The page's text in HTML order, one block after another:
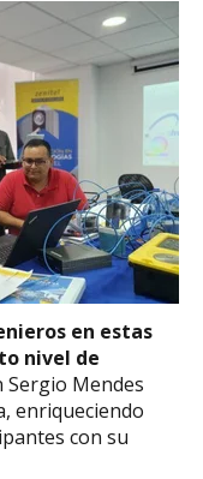
en estas
nivel de
Sergio Mendes
enriqueciendo
con su